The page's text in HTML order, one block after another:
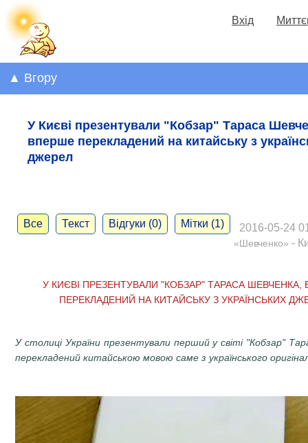
Вхід
▲ Вгору
У Києві презентували "Кобзар" Тараса
вперше перекладений на китайську з
джерел
Все Текст Відгуки (0) Мітки (1) 2016-05-24
«Шевченко» -
У КИЄВІ ПРЕЗЕНТУВАЛИ "КОБЗАР" ТАРАСА ШЕВЧЕНКА,
ПЕРЕКЛАДЕНИЙ НА КИТАЙСЬКУ З УКРАЇНСЬКИХ
У столиці України презентували перший у світі "Кобзар"
перекладений китайською мовою саме з українського